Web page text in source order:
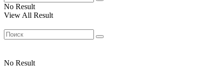
No Result
View All Result
No Result